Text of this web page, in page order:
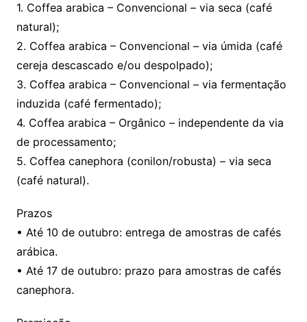
1. Coffea arabica – Convencional – via seca (café
natural);
2. Coffea arabica – Convencional – via úmida (café
cereja descascado e/ou despolpado);
3. Coffea arabica – Convencional – via fermentação
induzida (café fermentado);
4. Coffea arabica – Orgânico – independente da via
de processamento;
5. Coffea canephora (conilon/robusta) – via seca
(café natural).
Prazos
• Até 10 de outubro: entrega de amostras de cafés
arábica.
• Até 17 de outubro: prazo para amostras de cafés
canephora.